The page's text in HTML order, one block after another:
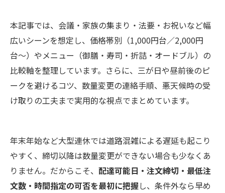
本記事では、会議・家族の集まり・法要・お祝いなど幅
広いシーンを想定し、価格帯別（1,000円台／2,000円
台〜）やメニュー（御膳・寿司・折詰・オードブル）の
比較軸を整理しています。さらに、三が日や昼前後のピ
ークを避けるコツ、数量変更の連絡手順、悪天候時の受
け取りの工夫まで実用的な視点でまとめています。
年末年始など大型連休では道路混雑による遅延も起こり
やすく、締切以降は数量変更ができない場合も少なくあ
りません。だからこそ、 配達可能日・注文締切・最低注
文数・時間指定の可否を最初に把握し、条件外なら早め